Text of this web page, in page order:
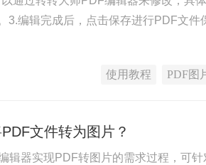
3.编辑完成后，点击保存进行PDF文件
使用教程 PDF图
文件转为图片？
辑器实现PDF转图片的需求过程，可